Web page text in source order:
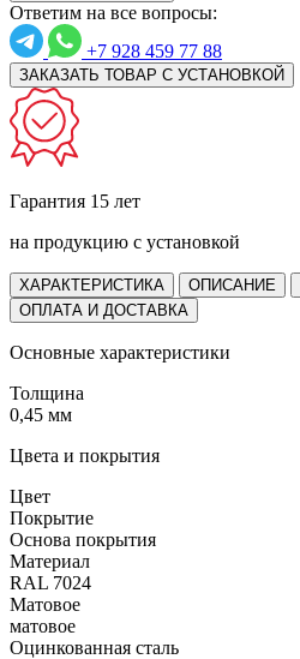
Ответим на все вопросы:
+7 928 459 77 88
ЗАКАЗАТЬ ТОВАР С УСТАНОВКОЙ
Гарантия 15 лет
на продукцию с установкой
ХАРАКТЕРИСТИКА ОПИСАНИЕ
ОПЛАТА И ДОСТАВКА
Основные характеристики
Толщина
0,45 мм
Цвета и покрытия
Цвет
Покрытие
Основа покрытия
Материал
RAL 7024
Матовое
матовое
Оцинкованная сталь